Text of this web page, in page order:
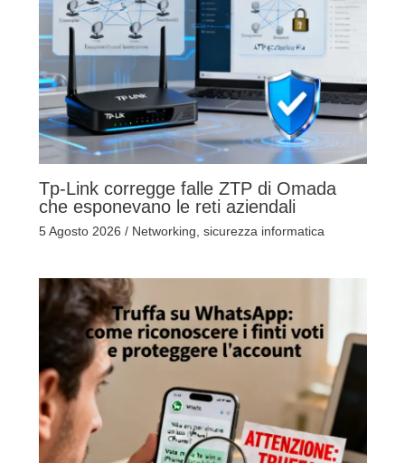
Tp-Link corregge falle ZTP di Omada
che esponevano le reti aziendali
5 Agosto 2026 / Networking sicurezza informatica